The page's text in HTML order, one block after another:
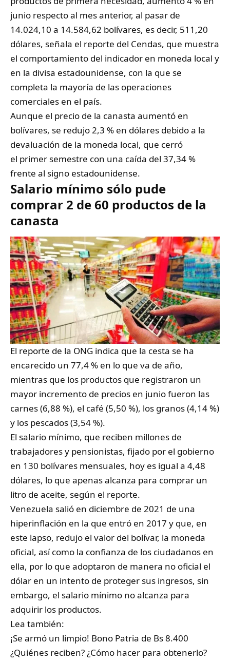
junio respecto al mes anterior, al pasar de
14.024,10 a 14.584,62 bolívares, es decir, 511,20
dólares, señala el reporte del Cendas, que muestra
el comportamiento del indicador en moneda local y
en la divisa estadounidense, con la que se
completa la mayoría de las operaciones
comerciales en el país.
Aunque el precio de la canasta aumentó en
bolívares, se redujo 2,3 % en dólares debido a la
devaluación de la moneda local, que cerró
el primer semestre con una caída del 37,34 %
frente al signo estadounidense.
Salario mínimo sólo pude
comprar 2 de 60 productos de la
canasta
El reporte de la ONG indica que la cesta se ha
encarecido un 77,4 % en lo que va de año,
mientras que los productos que registraron un
mayor incremento de precios en junio fueron las
carnes (6,88 %), el café (5,50 %), los granos (4,14 %)
y los pescados (3,54 %).
El salario mínimo, que reciben millones de
trabajadores y pensionistas, fijado por el gobierno
en 130 bolívares mensuales, hoy es igual a 4,48
dólares, lo que apenas alcanza para comprar un
litro de aceite, según el reporte.
Venezuela salió en diciembre de 2021 de una
hiperinflación en la que entró en 2017 y que, en
este lapso, redujo el valor del bolívar, la moneda
oficial, así como la confianza de los ciudadanos en
ella, por lo que adoptaron de manera no oficial el
dólar en un intento de proteger sus ingresos, sin
embargo, el salario mínimo no alcanza para
adquirir los productos.
Lea también:
¡Se armó un limpio! Bono Patria de Bs 8.400
¿Quiénes reciben? ¿Cómo hacer para obtenerlo?